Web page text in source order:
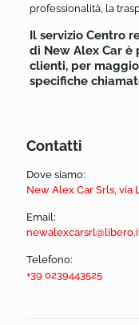
professionalità, la
Il servizio Centro
di New Alex Car
clienti, per
specifiche
Contatti
Dove siamo:
New Alex Car Srls, via
Email:
Telefono:
+39 0239443525